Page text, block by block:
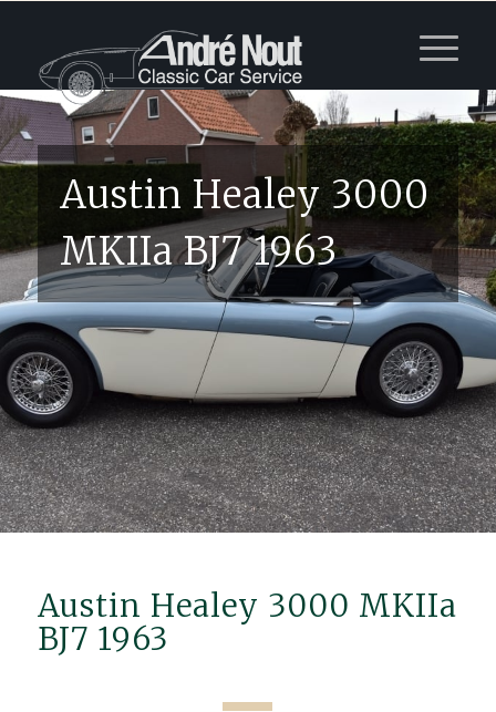
Austin Healey 3000
MKIIa BJ7 1963
Austin Healey 3000 MKIIa
BJ7 1963